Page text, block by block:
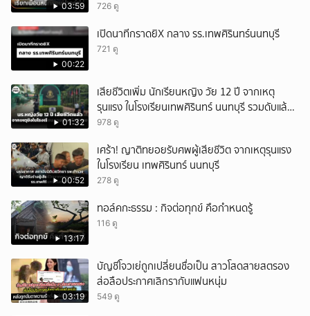
03:59 726 ดู
00:22
เปิดนาทีกราดยิX กลาง รร.เทพศิรินทร์นนทบุรี
721 ดู
01:32
เสียชีวิตเพิ่ม นักเรียนหญิง วัย 12 ปี จากเหตุ
รุนแรง ในโรงเรียนเทพศิรินทร์ นนทบุรี รวมดับแล้ว
9 ราย
978 ดู
00:52
เศร้า! ญาติทยอยรับศพผู้เสียชีวิต จากเหตุรุนแรง
ในโรงเรียน เทพศิรินทร์ นนทบุรี
278 ดู
13:17
ทอล์คกะธรรม : กิจต่อทุกข์ คือกำหนดรู้
116 ดู
03:19
บัญชีโจวเย่ถูกเปลี่ยนชื่อเป็น สาวโสดสายสตรอง
ส่อลือประกาศเลิกรากับแฟนหนุ่ม
549 ดู